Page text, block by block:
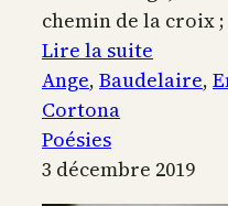
chemin de la croix
Lire la suite
L’enfant
Ange, Baudelaire,
Cortona
Poésies
3 décembre 2019